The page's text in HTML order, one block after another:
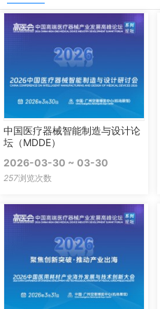
中国医疗器械智能制造与设计论
坛（MDDE）
2026-03-30 ~ 03-30
257浏览次数